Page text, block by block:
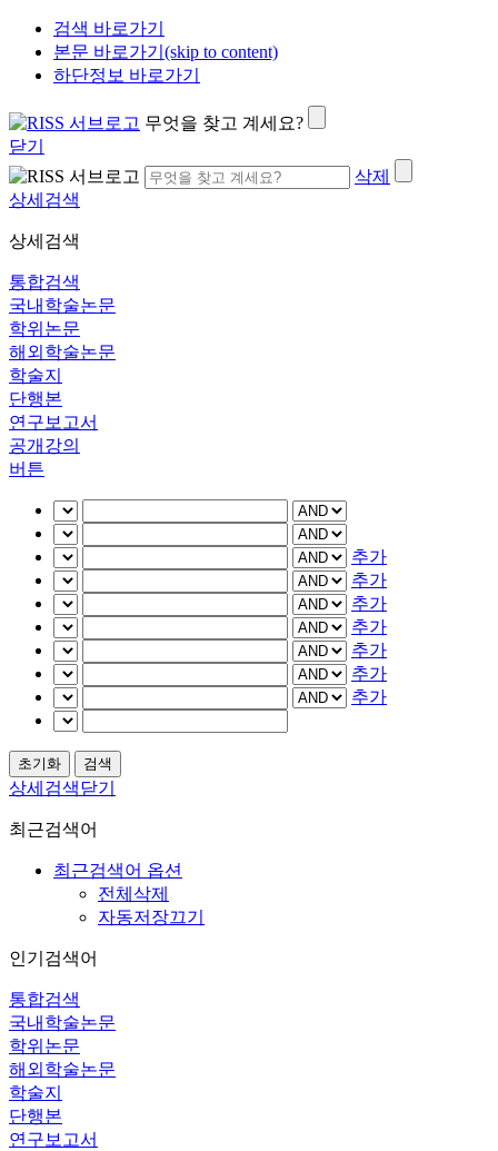
검색 바로가기
본문 바로가기(skip to content)
하단정보 바로가기
무엇을 찾고 계세요?
닫기
삭제
상세검색
상세검색
통합검색
국내학술논문
학위논문
해외학술논문
학술지
단행본
연구보고서
공개강의
버튼
추가
추가
추가
추가
추가
추가
추가
상세검색닫기
최근검색어
최근검색어 옵션
전체삭제
자동저장끄기
인기검색어
통합검색
국내학술논문
학위논문
해외학술논문
학술지
단행본
연구보고서